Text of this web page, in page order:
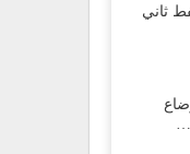
خسائر
ثاني